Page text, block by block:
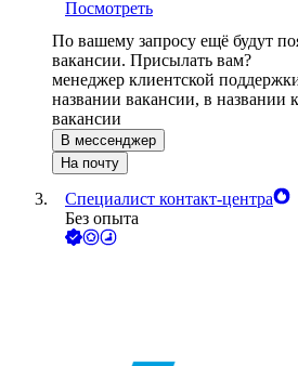
Посмотреть
По вашему запросу ещё будут
вакансии. Присылать вам?
менеджер клиентской
названии вакансии, в названии
вакансии
В мессенджер
На почту
Специалист контакт-центра
Без опыта